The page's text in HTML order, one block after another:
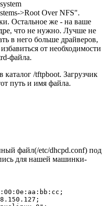
>Root Over NFS".
Остальное же - на ваше
что не нужно. Лучше не
в него больше драйверов,
от необходимости
файла.
каталог /tftpboot. Загрузчик
путь и имя файла.
файл(/etc/dhcpd.conf) под
для нашей машинки-